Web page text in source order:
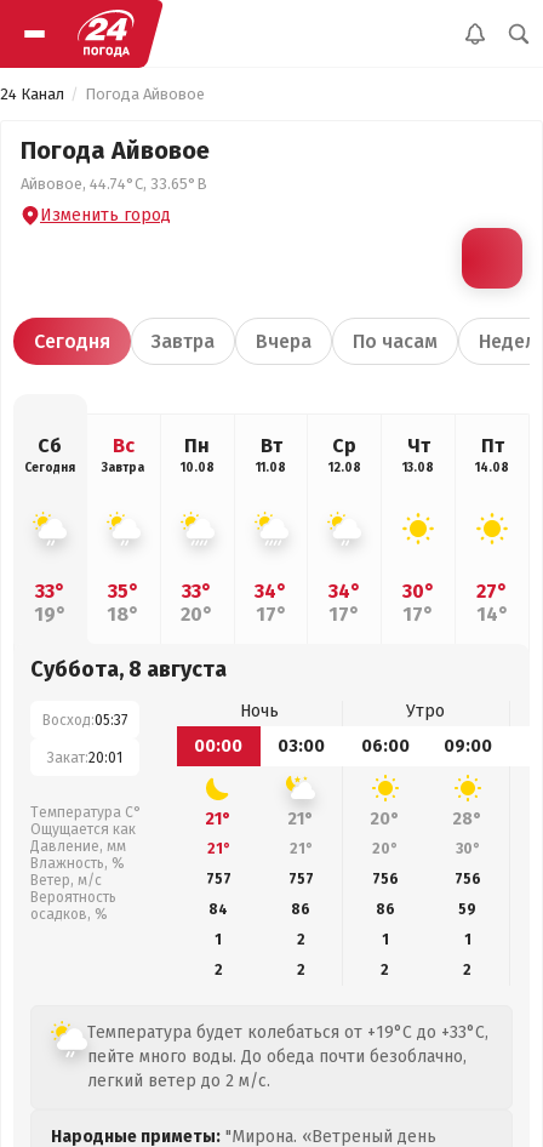
24 Канал Погода Айвовое
Погода Айвовое
Айвовое, 44.74°С, 33.65°В
Изменить город
Сегодня Завтра Вчера По часам
Сб
Сегодня
33°
19°
Вс
Завтра
35°
18°
Пн
10.08
33°
20°
Вт
11.08
34°
17°
Ср
12.08
34°
17°
Чт
13.08
30°
17°
Пт
14.08
27°
14°
Суббота, 8 августа
Восход:05:37
Закат:20:01
Температура С°
Ощущается как
Давление, мм
Влажность, %
Ветер, м/с
Вероятность
осадков, %
Ночь
Утро
00:00
03:00 06:00 09:00
21° 21° 20° 28°
21° 21° 20° 30°
757
757 756 756
84
86 86 59
1
2 1
1
2
2 2 2
Температура будет колебаться от +19°C до +33°C,
пейте много воды. До обеда почти безоблачно,
легкий ветер до 2 м/с.
Народные приметы: "Мирона. «Ветреный день